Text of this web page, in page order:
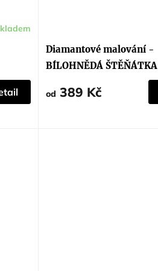
Diamantové malování -
BÍLOHNĚDÁ ŠTĚŇÁTKA
produktu
je
5,0
z
hvězdiček.
od 389 Kč